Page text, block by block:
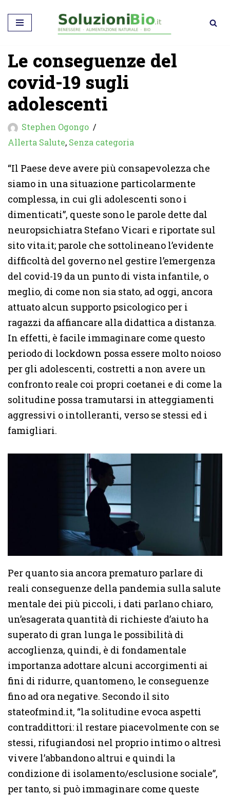
Vai
contenuto
Le conseguenze del
covid-19 sugli
adolescenti
Stephen Ogongo
Allerta Salute, Senza categoria
“Il Paese deve avere più consapevolezza che
siamo in una situazione particolarmente
complessa, in cui gli adolescenti sono i
dimenticati”, queste sono le parole dette dal
neuropsichiatra Stefano Vicari e riportate sul
sito vita.it; parole che sottolineano l’evidente
difficoltà del governo nel gestire l’emergenza
del covid-19 da un punto di vista infantile, o
meglio, di come non sia stato, ad oggi, ancora
attuato alcun supporto psicologico per i
ragazzi da affiancare alla didattica a distanza.
In effetti, è facile immaginare come questo
periodo di lockdown possa essere molto noioso
per gli adolescenti, costretti a non avere un
confronto reale coi propri coetanei e di come la
solitudine possa tramutarsi in atteggiamenti
aggressivi o intolleranti, verso se stessi ed i
famigliari.
Per quanto sia ancora prematuro parlare di
reali conseguenze della pandemia sulla salute
mentale dei più piccoli, i dati parlano chiaro,
un’esagerata quantità di richieste d’aiuto ha
superato di gran lunga le possibilità di
accoglienza, quindi, è di fondamentale
importanza adottare alcuni accorgimenti ai
fini di ridurre, quantomeno, le conseguenze
fino ad ora negative. Secondo il sito
stateofmind.it, “la solitudine evoca aspetti
contraddittori: il restare piacevolmente con se
stessi, rifugiandosi nel proprio intimo o altresì
vivere l’abbandono altrui e quindi la
condizione di isolamento/esclusione sociale”,
per tanto, si può immaginare come queste